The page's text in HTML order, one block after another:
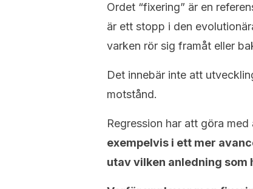
Ordet “fixering” är en
är ett stopp i den
varken rör sig framåt eller
Det innebär inte att
motstånd.
Regression har att göra
exempelvis i ett mer
utav vilken anledning som